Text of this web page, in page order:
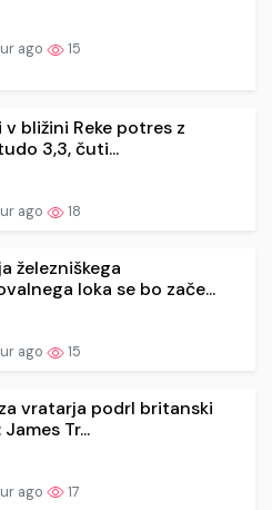
ago 15
v bližini Reke potres z
3,3, čuti...
ago 18
železniškega
loka se bo zače...
ago 15
vratarja podrl britanski
Tr...
ago 17